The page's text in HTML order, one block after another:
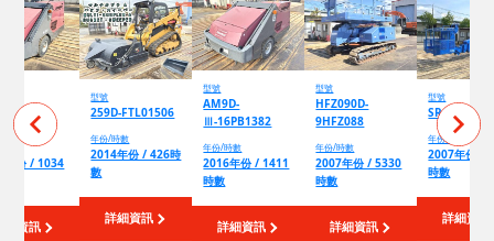
年份 / 1034
細資訊
型號
259D-FTL01506
年份/時數
2014年份 / 426時
數
詳細資訊
型號
AM9D-
Ⅲ-16PB1382
年份/時數
2016年份 / 1411
時數
詳細資訊
型號
HFZ090D-
9HFZ088
年份/時數
2007年份 / 5330
時數
詳細資訊
型號
SR18A-
年份/時數
2007年份 /
時數
詳細資訊